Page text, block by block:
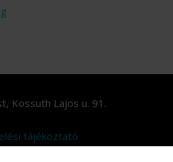
Kossuth Lajos u. 91.
tájékoztató